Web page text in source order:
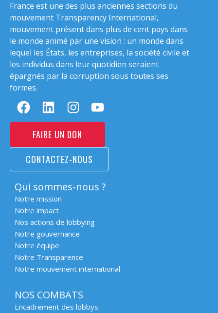
France est une des plus anciennes sections du
mouvement Transparency International,
mouvement présent dans plus de cent pays dans
le monde animé par une vision : un monde dans
lequel les États, les entreprises, la société civile et
les individus dans leur quotidien seraient
épargnés par la corruption sous toutes ses
formes.
FAIRE UN DON
CONTACTEZ-NOUS
Qui sommes-nous ?
Notre mission
Notre impact
Nos actions de lobbying
Notre gouvernance
Notre équipe
Notre Transparence
Notre mouvement international
NOS COMBATS
Encadrement des lobbys